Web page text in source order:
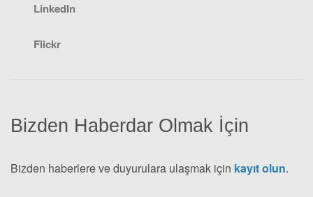
Bizden Haberdar Olmak İçin
Bizden haberlere ve duyurulara ulaşmak için kayıt olun.
LinkedIn
Flickr